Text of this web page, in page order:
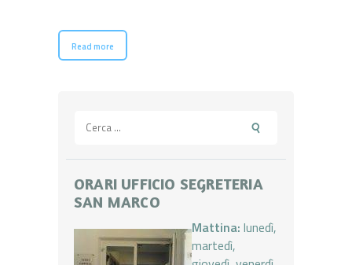
Read more
per:
ORARI UFFICIO SEGRETERIA
SAN MARCO
Mattina: lunedì,
martedì,